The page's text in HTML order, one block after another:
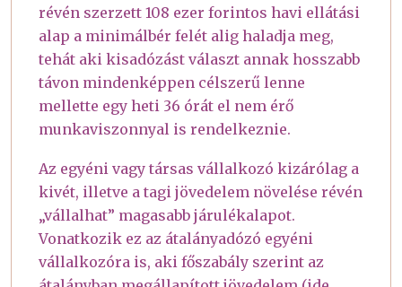
révén szerzett 108 ezer forintos havi ellátási
alap a minimálbér felét alig haladja meg,
tehát aki kisadózást választ annak hosszabb
távon mindenképpen célszerű lenne
mellette egy heti 36 órát el nem érő
munkaviszonnyal is rendelkeznie.
Az egyéni vagy társas vállalkozó kizárólag a
kivét, illetve a tagi jövedelem növelése révén
„vállalhat” magasabb járulékalapot.
Vonatkozik ez az átalányadózó egyéni
vállalkozóra is, aki főszabály szerint az